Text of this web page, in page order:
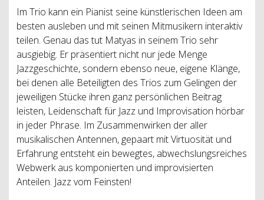
Im Trio kann ein Pianist seine künstlerischen Ideen am
besten ausleben und mit seinen Mitmusikern interaktiv
teilen. Genau das tut Matyas in seinem Trio sehr
ausgiebig. Er präsentiert nicht nur jede Menge
Jazzgeschichte, sondern ebenso neue, eigene Klänge,
bei denen alle Beteiligten des Trios zum Gelingen der
jeweiligen Stücke ihren ganz persönlichen Beitrag
leisten, Leidenschaft für Jazz und Improvisation hörbar
in jeder Phrase. Im Zusammenwirken der aller
musikalischen Antennen, gepaart mit Virtuosität und
Erfahrung entsteht ein bewegtes, abwechslungsreiches
Webwerk aus komponierten und improvisierten
Anteilen. Jazz vom Feinsten!